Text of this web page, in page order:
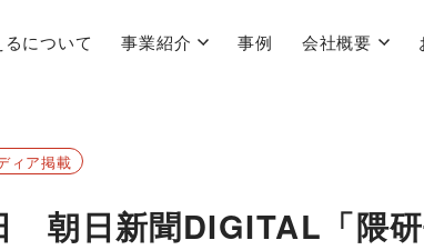
について 事業紹介 事例 会社概要
ィア掲載
朝日新聞DIGITAL「隈